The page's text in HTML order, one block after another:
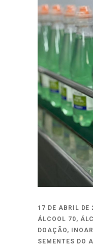
17 DE ABRIL DE
ÁLCOOL 70,
DOAÇÃO, INOAR
SEMENTES DO